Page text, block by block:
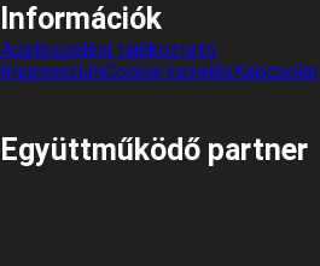
Információk
Adatkezelési tájékoztató
ImpresszumCookie kezelésKapcsolat
Együttműködő partner